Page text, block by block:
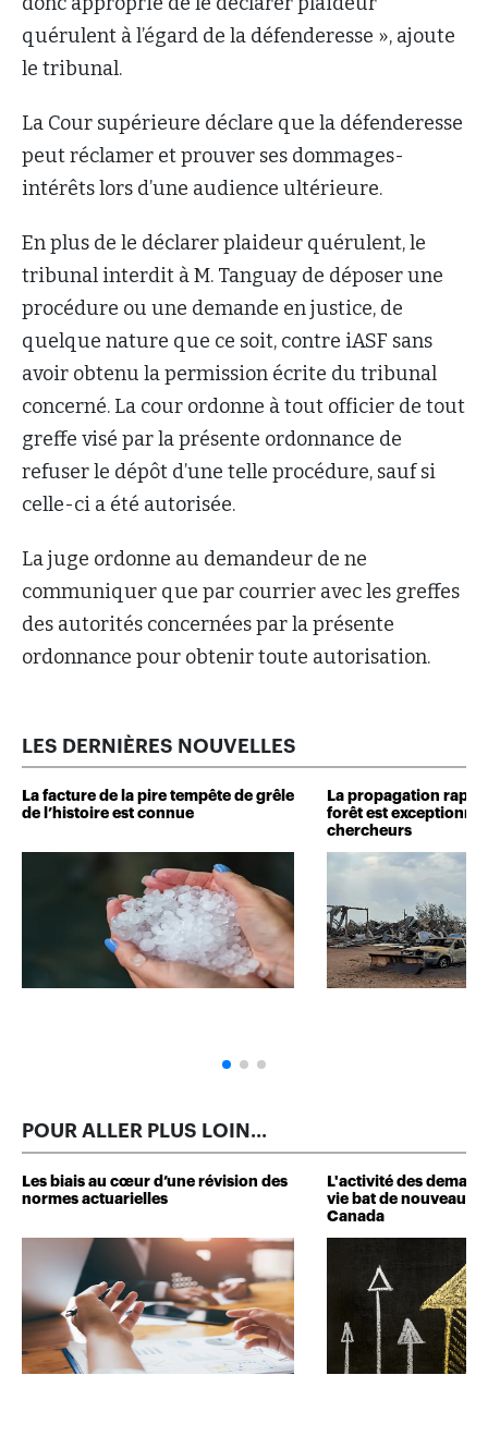
quérulent à l’égard de la défenderesse », ajoute
le tribunal.
La Cour supérieure déclare que la défenderesse
peut réclamer et prouver ses dommages-
intérêts lors d’une audience ultérieure.
En plus de le déclarer plaideur quérulent, le
tribunal interdit à M. Tanguay de déposer une
procédure ou une demande en justice, de
quelque nature que ce soit, contre iASF sans
avoir obtenu la permission écrite du tribunal
concerné. La cour ordonne à tout officier de tout
greffe visé par la présente ordonnance de
refuser le dépôt d’une telle procédure, sauf si
celle-ci a été autorisée.
La juge ordonne au demandeur de ne
communiquer que par courrier avec les greffes
des autorités concernées par la présente
ordonnance pour obtenir toute autorisation.
LES DERNIÈRES NOUVELLES
La facture de la pire tempête de grêle
de l’histoire est connue
La propagation
forêt est
chercheurs
POUR ALLER PLUS LOIN...
Les biais au cœur d’une révision des
normes actuarielles
L'activité des
vie bat de nouveaux
Canada